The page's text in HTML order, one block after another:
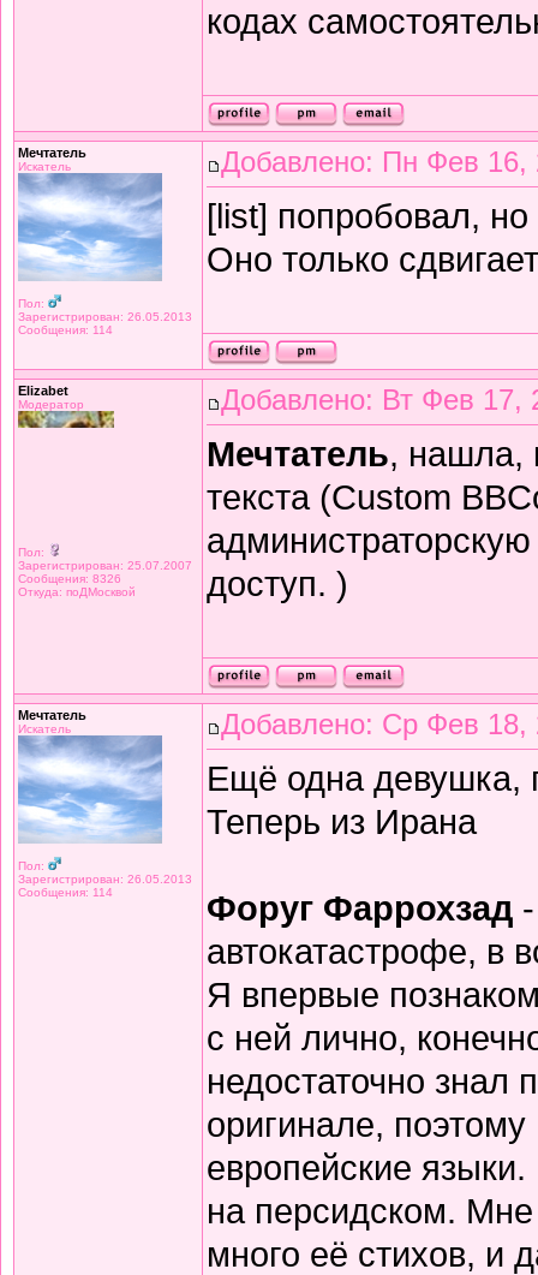
кодах
Мечтатель
Искатель
Пол:
Зарегистрирован: 26.05.2013
Сообщения: 114
Добавлено: Пн Фев 16,
[list] попробовал,
Оно только
Elizabet
Модератор
Пол:
Зарегистрирован: 25.07.2007
Сообщения: 8326
Откуда: поДМосквой
Добавлено: Вт Фев 17,
Мечтатель, нашла,
текста (Custom
доступ. )
Мечтатель
Искатель
Пол:
Зарегистрирован: 26.05.2013
Сообщения: 114
Добавлено: Ср Фев 18,
Ещё одна девушка,
Теперь из Ирана
Форуг Фаррохзад
автокатастрофе, в
Я впервые
с ней лично,
недостаточно знал
оригинале,
европейские
на персидском.
много её стихов, и